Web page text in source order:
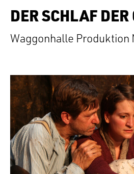
DER SCHLAF DER
Waggonhalle Produktion